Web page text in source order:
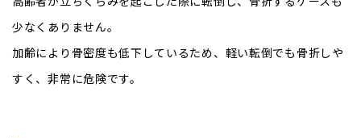
少なくありません。
加齢により骨密度も低下しているため、軽い転倒でも骨折しや
すく、非常に危険です。